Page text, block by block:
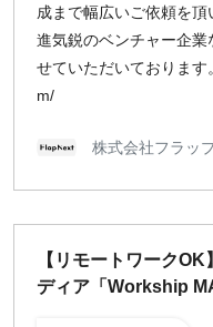
成まで幅広いご依頼を
進気鋭のベンチャー企業
せていただいておりま
m/
株式会社フラッ
【リモートワーク
ディア「Workship